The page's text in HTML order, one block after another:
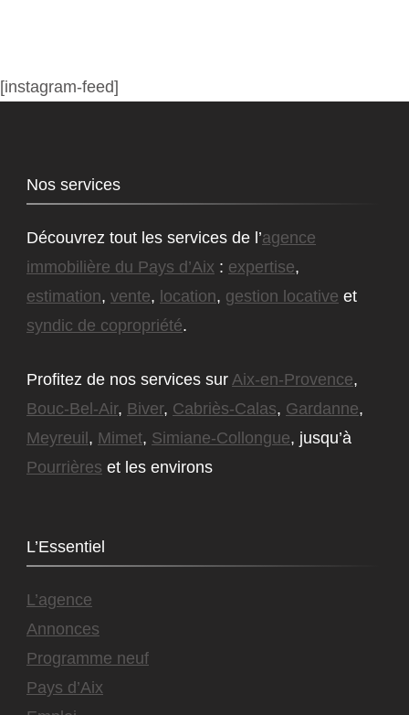
[instagram-feed]
Nos services
Découvrez tout les services de l’agence
immobilière du Pays d’Aix : expertise,
estimation, vente, location, gestion locative et
syndic de copropriété.
Profitez de nos services sur Aix-en-Provence,
Bouc-Bel-Air, Biver, Cabriès-Calas, Gardanne,
Meyreuil , Mimet, Simiane-Collongue, jusqu’à
Pourrières et les environs
L’Essentiel
L’agence
Annonces
Programme neuf
Pays d’Aix